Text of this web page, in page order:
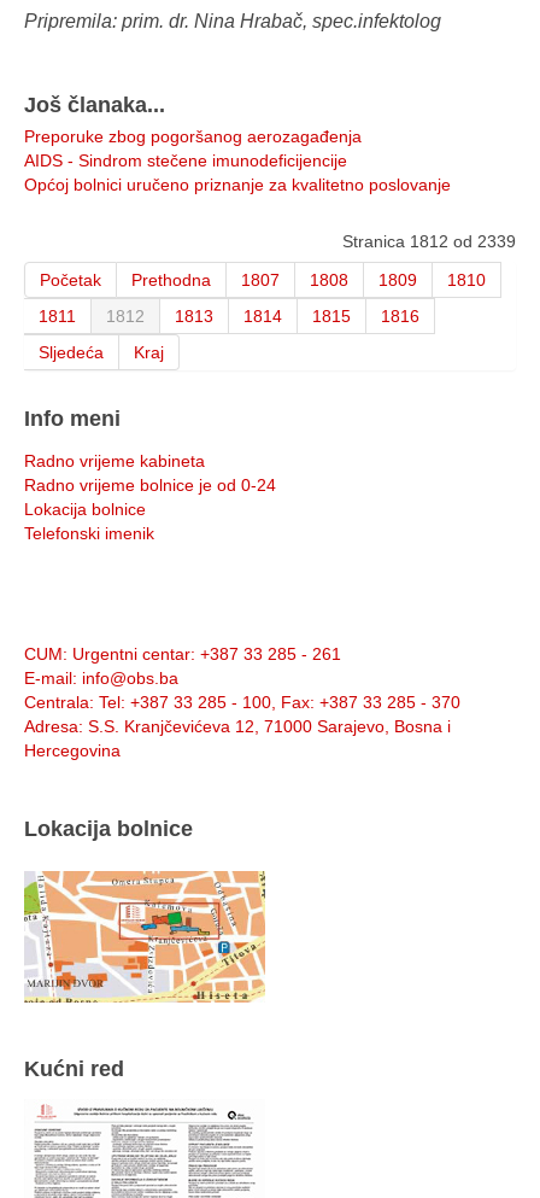
Pripremila: prim. dr. Nina Hrabač, spec.infektolog
Još članaka...
Preporuke zbog pogoršanog aerozagađenja
AIDS - Sindrom stečene imunodeficijencije
Općoj bolnici uručeno priznanje za kvalitetno poslovanje
Stranica 1812 od 2339
Početak
Prethodna 1807 1808 1809
1810
1811
1812 1813 1814 1815
1816
Sljedeća
Kraj
Info meni
Radno vrijeme kabineta
Radno vrijeme bolnice je od 0-24
Lokacija bolnice
Telefonski imenik
CUM: Urgentni centar: +387 33 285 - 261
E-mail: info@obs.ba
Centrala: Tel: +387 33 285 - 100, Fax: +387 33 285 - 370
Adresa: S.S. Kranjčevićeva 12, 71000 Sarajevo, Bosna i
Hercegovina
Lokacija bolnice
Kućni red